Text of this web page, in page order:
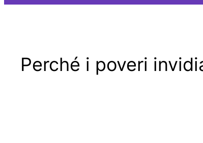
Perché i poveri